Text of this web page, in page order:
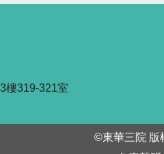
樓319-321室
©東華三院 版